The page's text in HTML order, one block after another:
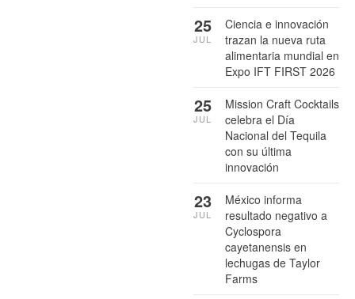
Ciencia e innovación
trazan la nueva ruta
alimentaria mundial en
Expo IFT FIRST 2026
25
JUL
Mission Craft Cocktails
celebra el Día
Nacional del Tequila
con su última
innovación
25
JUL
México informa
resultado negativo a
Cyclospora
cayetanensis en
lechugas de Taylor
Farms
23
JUL